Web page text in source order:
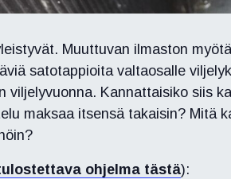
Muuttuvan ilmaston
satotappioita valtaosalle
viljelyvuonna. Kannattaisiko siis
maksaa itsensä takaisin? Mitä
ohjelma tästä):